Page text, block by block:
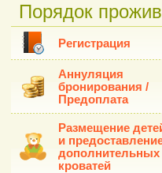
Порядок
Регистрация
Аннуляция
бронирования /
Предоплата
Размещение
и
дополнительных
кроватей